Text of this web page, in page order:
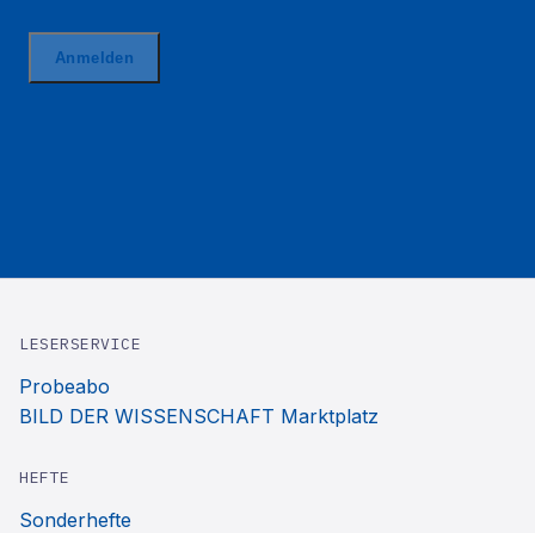
LESERSERVICE
Probeabo
BILD DER WISSENSCHAFT Marktplatz
HEFTE
Sonderhefte